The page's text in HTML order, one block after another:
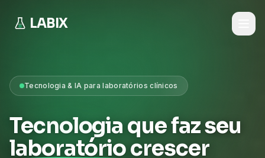
LABIX
Tecnologia & IA para laboratórios clínicos
Tecnologia que faz seu
laboratóriocrescer